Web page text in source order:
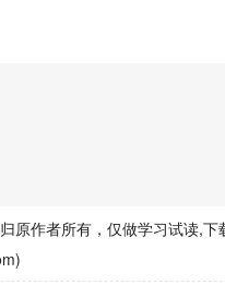
原作者所有，仅做学习试读,